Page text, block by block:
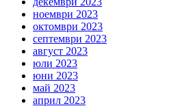
ноември 2023
октомври 2023
септември 2023
август 2023
юли 2023
юни 2023
май 2023
април 2023